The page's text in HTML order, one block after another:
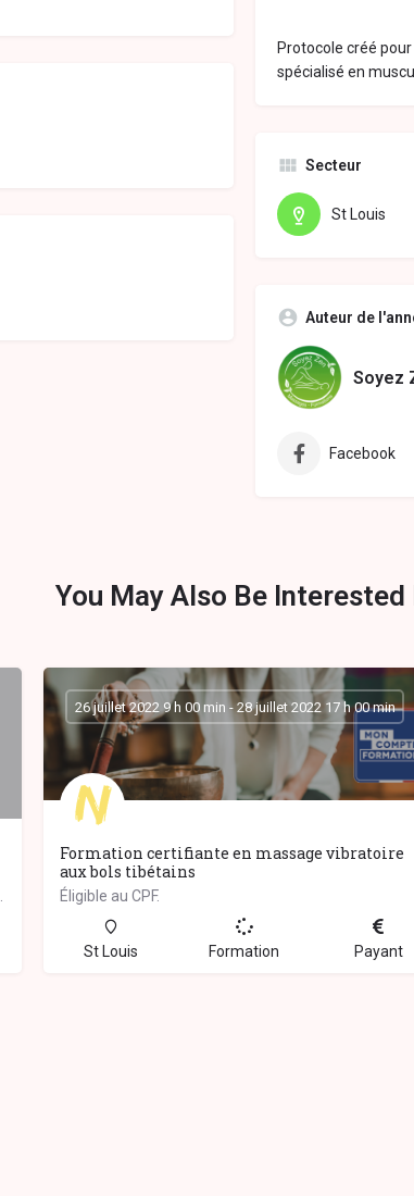
Protocole créé
spécialisé en
Secteur
St Louis
Auteur de
Soyez
Facebook
You May Also Be Interested
ancestraux de…
Formation certifiante en massage vibratoire
aux bols tibétains
Éligible au CPF.
26 juillet 2022 9 h 00 min - 28 juillet 2022 17 h 00 min
St Louis Formation Payant